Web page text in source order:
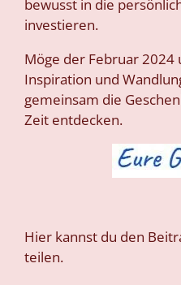
investieren.
Möge der Februar
Inspiration und
gemeinsam die
Zeit entdecken.
Hier kannst du den
teilen.